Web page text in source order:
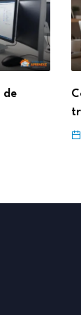
de Sucesso